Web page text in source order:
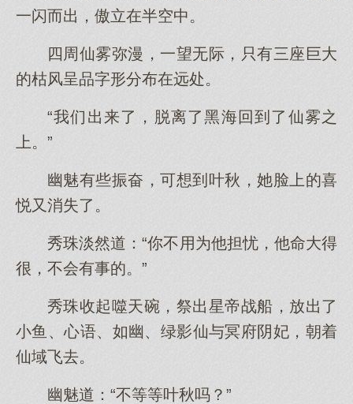
一闪而出，傲立在半空中。
四周仙雾弥漫，一望无际，只有三座巨大
的枯风呈品字形分布在远处。
“我们出来了，脱离了黑海回到了仙雾之
上。”
幽魅有些振奋，可想到叶秋，她脸上的喜
悦又消失了。
秀珠淡然道：“你不用为他担忧，他命大得
很，不会有事的。”
秀珠收起噬天碗，祭出星帝战船，放出了
小鱼、心语、如幽、绿影仙与冥府阴妃，朝着
仙域飞去。
幽魅道：“不等等叶秋吗？”